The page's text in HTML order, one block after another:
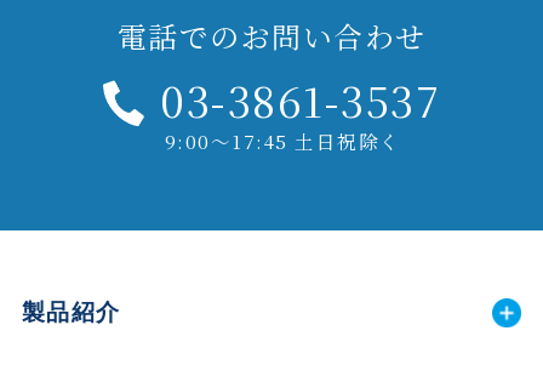
電話でのお問い合わせ
03-3861-3537
9:00～17:45 土日祝除く
製品紹介